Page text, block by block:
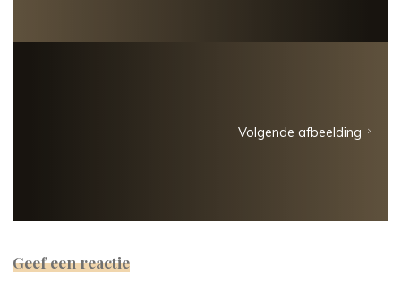
Volgende afbeelding
Geef een reactie